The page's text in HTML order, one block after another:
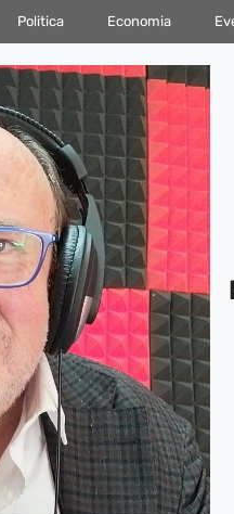
Politica Economia